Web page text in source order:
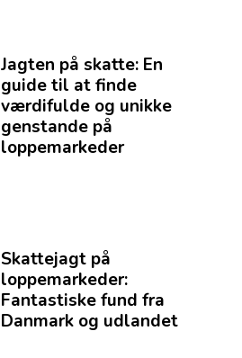
Jagten på skatte: En
guide til at finde
værdifulde og unikke
genstande på
loppemarkeder
Skattejagt på
loppemarkeder:
Fantastiske fund fra
Danmark og udlandet